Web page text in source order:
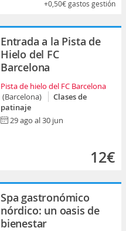
+0,50€gastos gestión
Entrada a la Pista de
Hielo del FC
Barcelona
Pista de hielo del FC Barcelona
(Barcelona)
Clases de
patinaje
29 ago al 30 jun
12€
Spa gastronómico
nórdico: un oasis de
bienestar